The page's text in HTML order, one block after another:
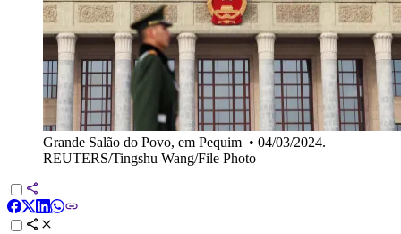
Grande Salão do Povo, em Pequim • 04/03/2024.
REUTERS/Tingshu Wang/File Photo